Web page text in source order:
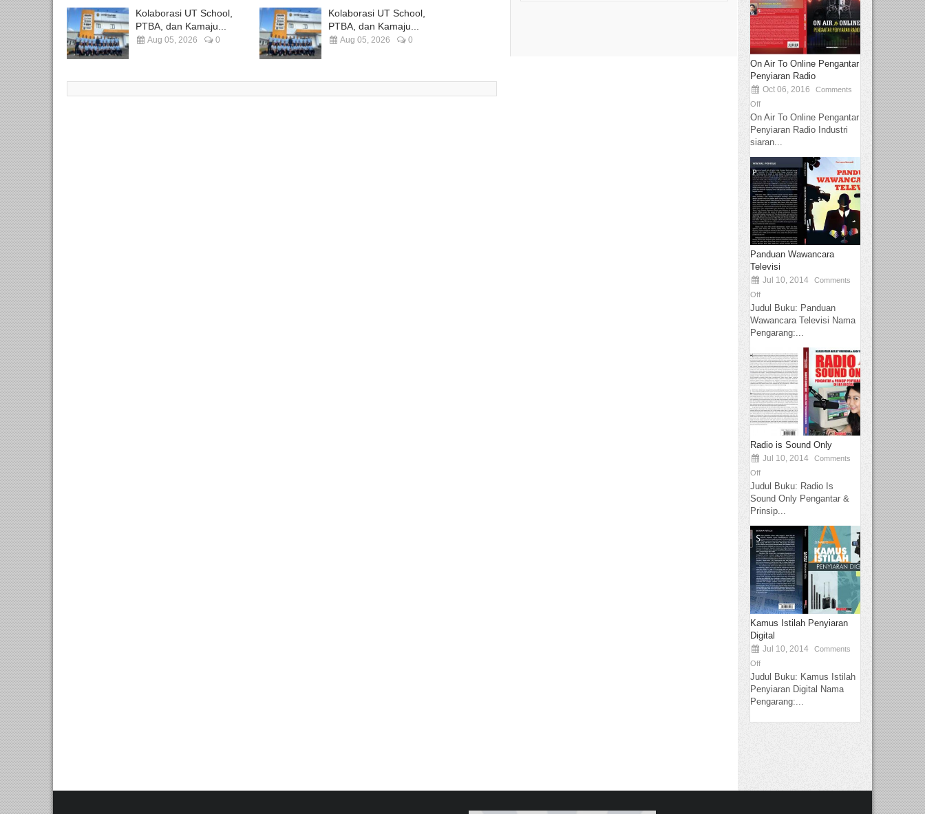
Kolaborasi UT School,
PTBA, dan Kamaju...
Aug 05, 2026 0
Kolaborasi UT School,
PTBA, dan Kamaju...
Aug 05, 2026 0
On Air To Online Pengantar
Penyiaran Radio
Oct 06, 2016
Comments
Off
On Air To Online Pengantar
Penyiaran Radio Industri
siaran...
Panduan Wawancara
Televisi
Jul 10, 2014
Comments
Off
Judul Buku: Panduan
Wawancara Televisi Nama
Pengarang:...
Radio is Sound Only
Jul 10, 2014
Comments
Off
Judul Buku: Radio Is
Sound Only Pengantar &
Prinsip...
Kamus Istilah Penyiaran
Digital
Jul 10, 2014
Comments
Off
Judul Buku: Kamus Istilah
Penyiaran Digital Nama
Pengarang:...